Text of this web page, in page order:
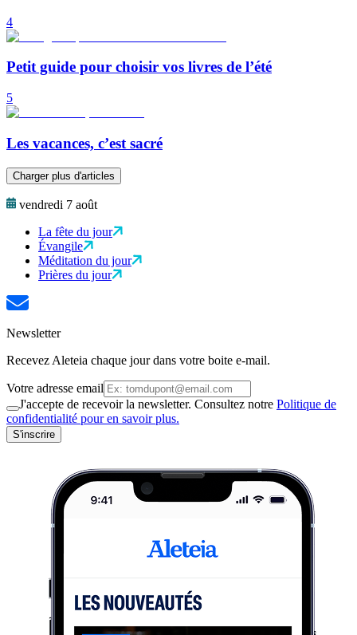
4
Petit guide pour choisir vos livres de l’été
5
Les vacances, c’est sacré
Charger plus d'articles
vendredi 7 août
La fête du jour
Évangile
Méditation du jour
Prières du jour
Newsletter
Recevez Aleteia chaque jour dans votre boite e-mail.
Votre adresse email
J'accepte de recevoir la newsletter. Consultez notre Politique de
confidentialité pour en savoir plus.
S'inscrire